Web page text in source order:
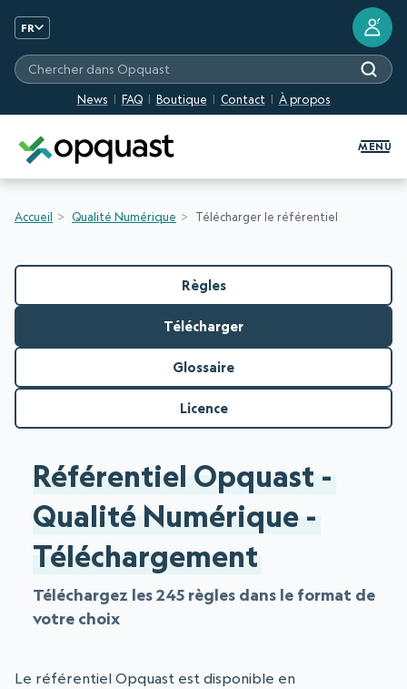
FR
News FAQ Boutique Contact À propos
Chercher dans Opquast
?
MENU
Accueil Qualité Numérique Télécharger le référentiel
Règles
Télécharger
Glossaire
Licence
Référentiel Opquast -
Qualité Numérique -
Téléchargement
Téléchargez les 245 règles dans le format de
votre choix
Le référentiel Opquast est disponible en